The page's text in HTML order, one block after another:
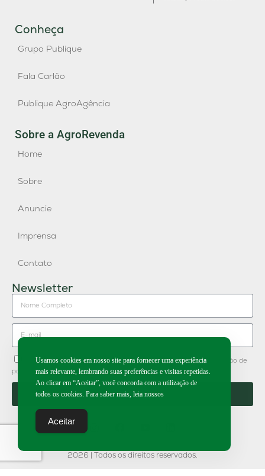
Conheça
Grupo Publique
Fala Carlão
Publique AgroAgência
Sobre a AgroRevenda
Home
Sobre
Anuncie
Imprensa
Contato
Newsletter
Concordo em receber newsletter do Grupo Publique e divulgação de
parceiros.
Enviar
2026 | Todos os direitos reservados.
Usamos cookies em nosso site para fornecer uma experiência
mais relevante, lembrando suas preferências e visitas repetidas.
Ao clicar em “Aceitar”, você concorda com a utilização de
todos os cookies. Para saber mais, leia nossos
Aceitar